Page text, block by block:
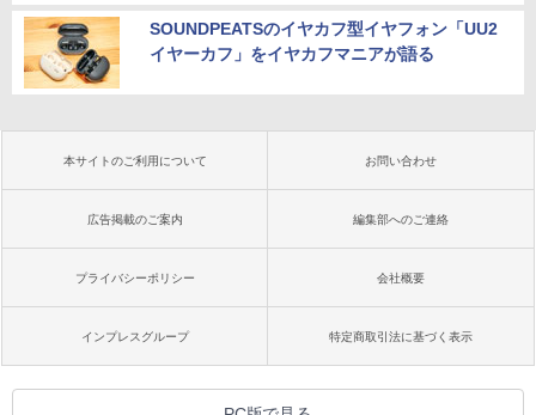
SOUNDPEATSのイヤカフ型イヤフォン「UU2
イヤーカフ」をイヤカフマニアが語る
本サイトのご利用について お問い合わせ
広告掲載のご案内 編集部へのご連絡
プライバシーポリシー 会社概要
インプレスグループ 特定商取引法に基づく表示